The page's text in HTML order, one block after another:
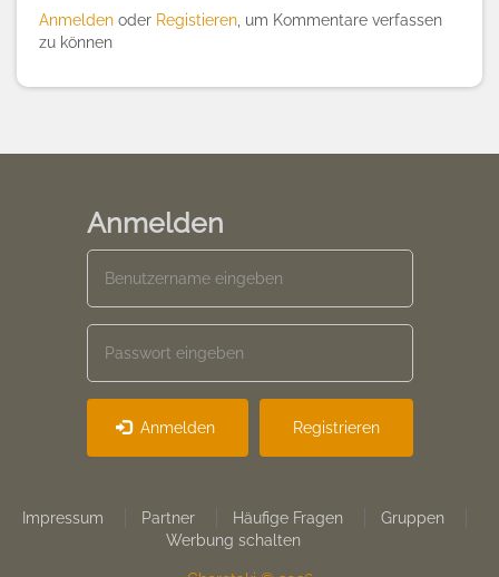
Anmelden oder Registieren , um Kommentare verfassen
zu können
Anmelden
Anmelden Registrieren
Footer
Impressum Partner Häufige Fragen
Gruppen
Werbung schalten